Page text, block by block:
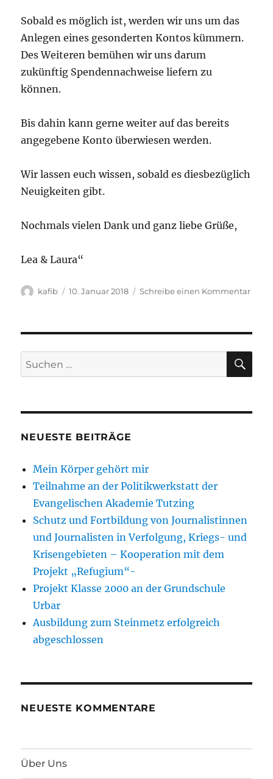
Sobald es möglich ist, werden wir uns um das
Anlegen eines gesonderten Kontos kümmern.
Des Weiteren bemühen wir uns darum
zukünftig Spendennachweise liefern zu
können.
Bis dahin kann gerne weiter auf das bereits
angegebene Konto überwiesen werden.
Wir lassen euch wissen, sobald es diesbezüglich
Neuigkeiten gibt.
Nochmals vielen Dank und ganz liebe Grüße,
Lea & Laura“
Autor
kafib
Veröffentlicht
10. Januar 2018 Schreibe einen Kommentarzu
Suchen
nach:
NEUESTE BEITRÄGE
Mein Körper gehört mir
Teilnahme an der Politikwerkstatt der
Evangelischen Akademie Tutzing
Schutz und Fortbildung von Journalistinnen
und Journalisten in Verfolgung, Kriegs- und
Krisengebieten – Kooperation mit dem
Projekt „Refugium“-
Projekt Klasse 2000 an der Grundschule
Urbar
Ausbildung zum Steinmetz erfolgreich
abgeschlossen
NEUESTE KOMMENTARE
Über Uns